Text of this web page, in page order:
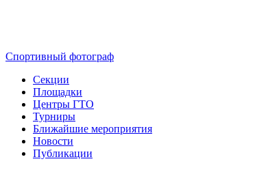
Спортивный фотограф
Секции
Площадки
Центры ГТО
Турниры
Ближайшие мероприятия
Новости
Публикации